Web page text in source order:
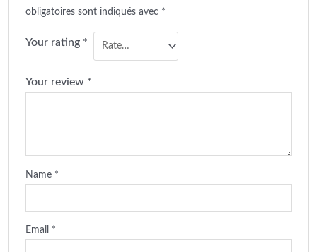
obligatoires sont indiqués avec *
Your rating *
Your review *
Name *
Email *